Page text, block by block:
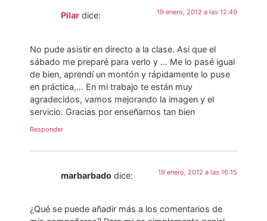
Pilar dice: 19 enero, 2012 a las 12:49
No pude asistir en directo a la clase. Asi que el
sábado me preparé para verlo y … Me lo pasé igual
de bien, aprendí un montón y rápidamente lo puse
en práctica,… En mi trabajo te están muy
agradecidos, vamos mejorando la imagen y el
servicio. Gracias por enseñarnos tan bien
Responder
marbarbado dice: 19 enero, 2012 a las 16:15
¿Qué se puede añadir más a los comentarios de